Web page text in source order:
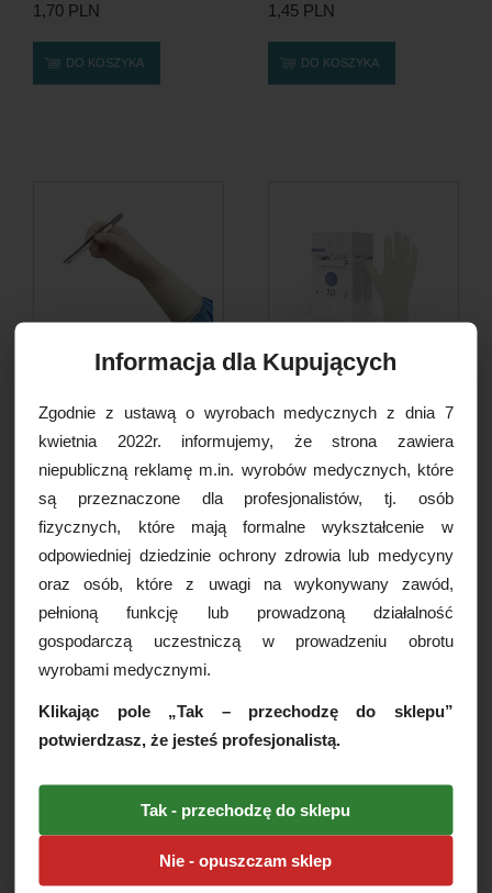
1,70 PLN
DO KOSZYKA
1,45 PLN
DO KOSZYKA
lateksowe TOP GLOVE PF...
DO KOSZYKA
lateksowe SafeCare PF...
DO KOSZYKA
lateksowe SafeCare PF...
PP - pudrowane, rozm....
Informacja dla Kupujących
Zgodnie z ustawą o wyrobach medycznych z dnia 7
kwietnia 2022r. informujemy, że strona zawiera
niepubliczną reklamę m.in. wyrobów medycznych, które
są przeznaczone dla profesjonalistów, tj. osób
fizycznych, które mają formalne wykształcenie w
odpowiedniej dziedzinie ochrony zdrowia lub medycyny
oraz osób, które z uwagi na wykonywany zawód,
pełnioną funkcję lub prowadzoną działalność
gospodarczą uczestniczą w prowadzeniu obrotu
wyrobami medycznymi.
Klikając pole „Tak – przechodzę do sklepu”
potwierdzasz, że jesteś profesjonalistą.
Tak - przechodzę do sklepu
Nie - opuszczam sklep